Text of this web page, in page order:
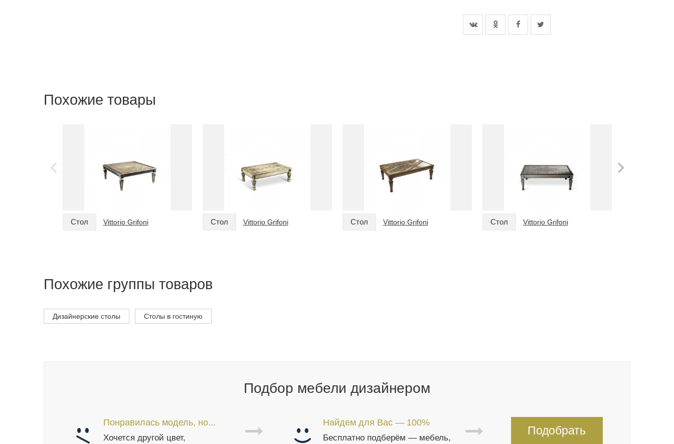
Похожие товары
Стол Vittorio Grifoni Стол Vittorio Grifoni Стол Vittorio Grifoni Стол Vittorio Grifoni
Похожие группы товаров
Дизайнерские столы Столы в гостиную
Подбор мебели дизайнером
Понравилась модель, но...
Хочется другой цвет,
Найдем для Вас — 100%
Бесплатно подберём — мебель,
Подобрать